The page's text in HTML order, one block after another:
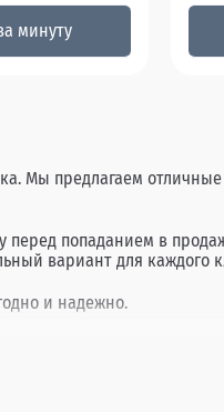
минуту
Мы предлагаем
перед попаданием в
вариант для каждого
и надежно.